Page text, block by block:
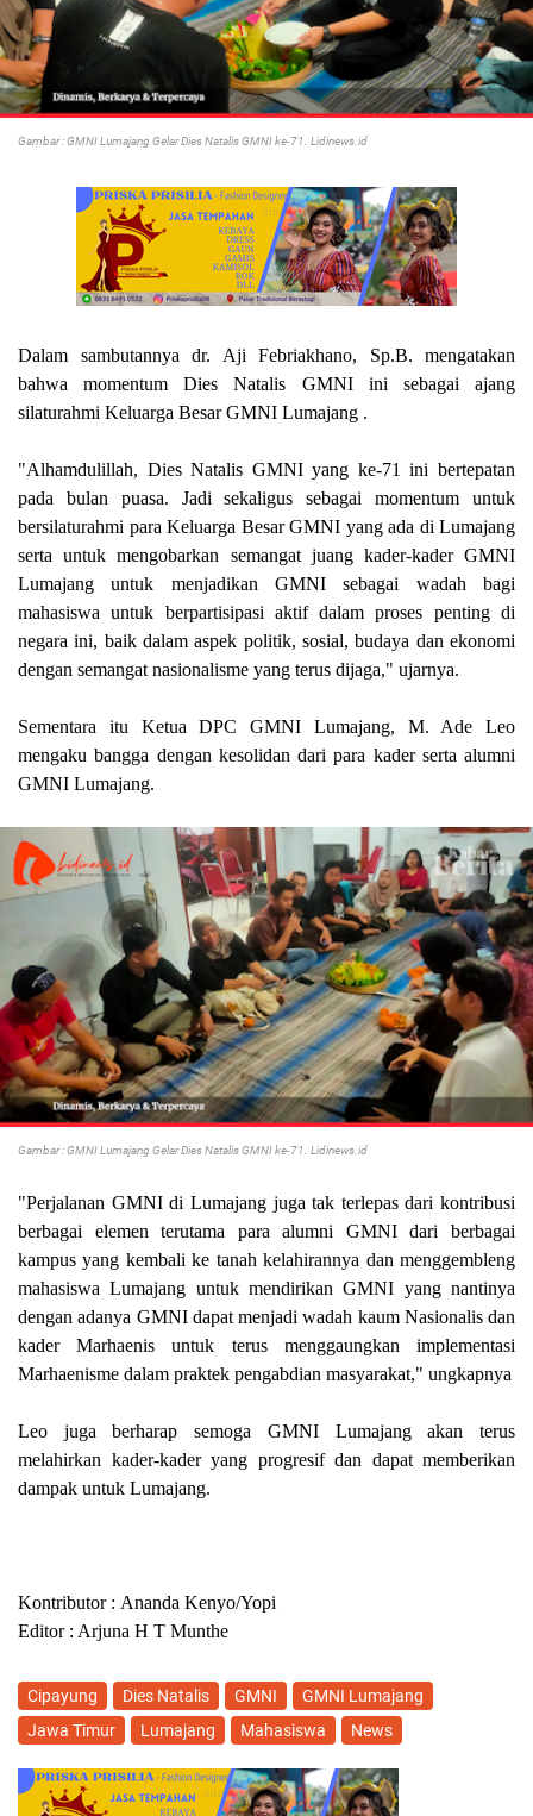
Gambar : GMNI Lumajang Gelar Dies Natalis GMNI ke-71. Lidinews.id
Dalam sambutannya dr. Aji Febriakhano, Sp.B. mengatakan
bahwa momentum Dies Natalis GMNI ini sebagai ajang
silaturahmi Keluarga Besar GMNI Lumajang .
"Alhamdulillah, Dies Natalis GMNI yang ke-71 ini bertepatan
pada bulan puasa. Jadi sekaligus sebagai momentum untuk
bersilaturahmi para Keluarga Besar GMNI yang ada di Lumajang
serta untuk mengobarkan semangat juang kader-kader GMNI
Lumajang untuk menjadikan GMNI sebagai wadah bagi
mahasiswa untuk berpartisipasi aktif dalam proses penting di
negara ini, baik dalam aspek politik, sosial, budaya dan ekonomi
dengan semangat nasionalisme yang terus dijaga," ujarnya.
Sementara itu Ketua DPC GMNI Lumajang, M. Ade Leo
mengaku bangga dengan kesolidan dari para kader serta alumni
GMNI Lumajang.
Gambar : GMNI Lumajang Gelar Dies Natalis GMNI ke-71. Lidinews.id
"Perjalanan GMNI di Lumajang juga tak terlepas dari kontribusi
berbagai elemen terutama para alumni GMNI dari berbagai
kampus yang kembali ke tanah kelahirannya dan menggembleng
mahasiswa Lumajang untuk mendirikan GMNI yang nantinya
dengan adanya GMNI dapat menjadi wadah kaum Nasionalis dan
kader Marhaenis untuk terus menggaungkan implementasi
Marhaenisme dalam praktek pengabdian masyarakat," ungkapnya
Leo juga berharap semoga GMNI Lumajang akan terus
melahirkan kader-kader yang progresif dan dapat memberikan
dampak untuk Lumajang.
Kontributor : Ananda Kenyo/Yopi
Editor : Arjuna H T Munthe
Cipayung Dies Natalis GMNI
GMNI Lumajang
Jawa Timur
Lumajang Mahasiswa News